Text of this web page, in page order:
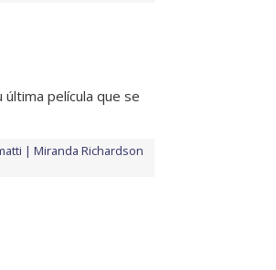
película que se
Miranda Richardson